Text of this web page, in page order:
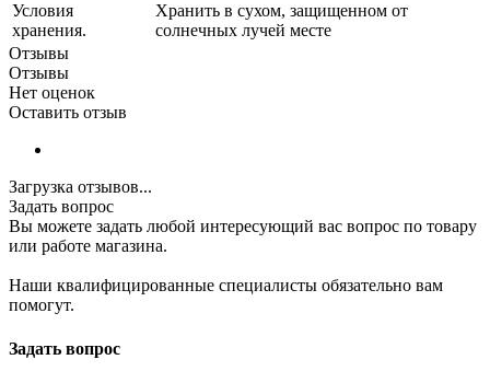
Условия
хранения.
Хранить в сухом, защищенном от
солнечных лучей месте
Отзывы
Отзывы
Нет оценок
Оставить отзыв
Загрузка отзывов...
Задать вопрос
Вы можете задать любой интересующий вас вопрос по товару
или работе магазина.
Наши квалифицированные специалисты обязательно вам
помогут.
Задать вопрос